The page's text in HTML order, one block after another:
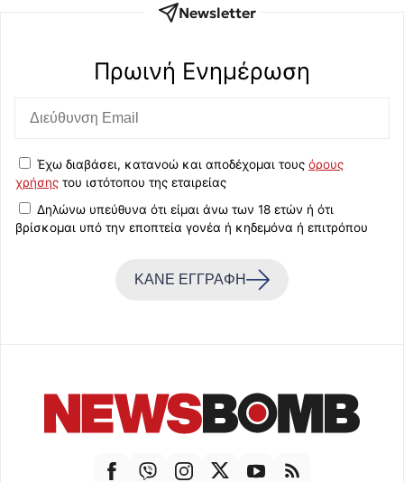
Newsletter
Πρωινή Eνημέρωση
Έχω διαβάσει, κατανοώ και αποδέχομαι τους όρους
χρήσης του ιστότοπου της εταιρείας
Δηλώνω υπεύθυνα ότι είμαι άνω των 18 ετών ή ότι
βρίσκομαι υπό την εποπτεία γονέα ή κηδεμόνα ή επιτρόπου
ΚΑΝΕ ΕΓΓΡΑΦΗ